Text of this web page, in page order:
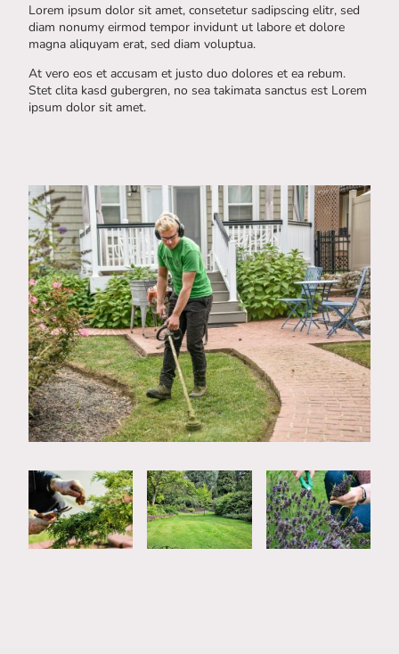
Lorem ipsum dolor sit amet, consetetur sadipscing elitr, sed
diam nonumy eirmod tempor invidunt ut labore et dolore
magna aliquyam erat, sed diam voluptua.
At vero eos et accusam et justo duo dolores et ea rebum.
Stet clita kasd gubergren, no sea takimata sanctus est Lorem
ipsum dolor sit amet.